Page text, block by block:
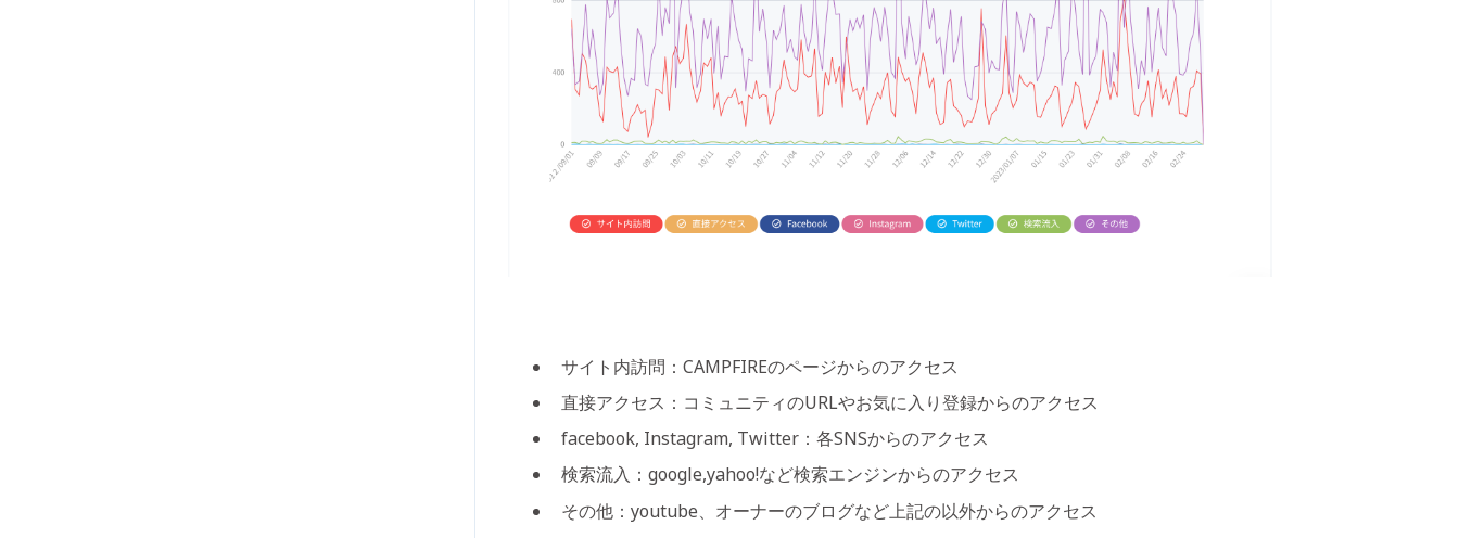
サイト内訪問：CAMPFIREのページからのアクセス
直接アクセス：コミュニティのURLやお気に入り登録からのアクセス
facebook, Instagram, Twitter：各SNSからのアクセス
検索流入：google,yahoo!など検索エンジンからのアクセス
その他：youtube、オーナーのブログなど上記の以外からのアクセス